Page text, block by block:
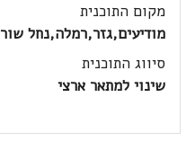
מקום התוכנית
מודיעים,גזר,רמלה,נחל
סיווג התוכנית
שינוי למתאר ארצי